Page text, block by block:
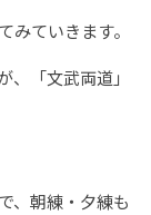
みていきます。
、「文武両道」
、朝練・夕練も